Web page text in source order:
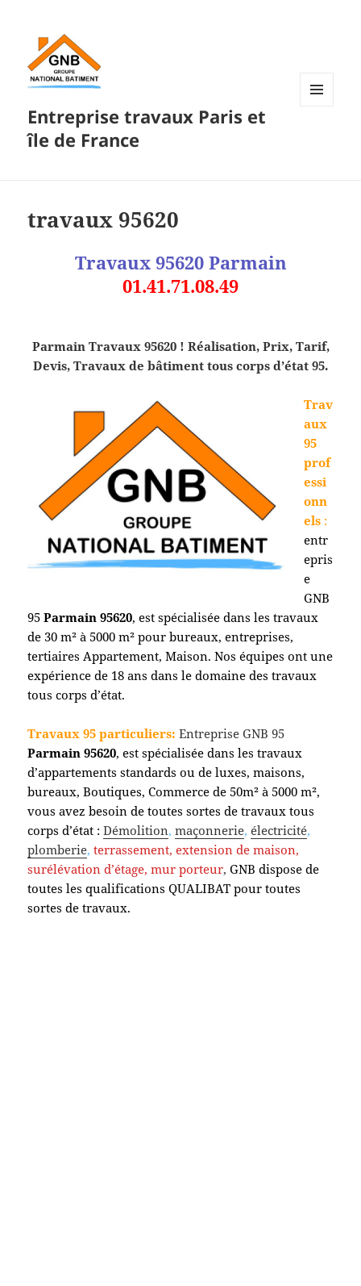
Entreprise travaux Paris et
île de France
travaux 95620
Travaux 95620 Parmain
01.41.71.08.49
Parmain Travaux 95620 ! Réalisation, Prix, Tarif,
Devis, Travaux de bâtiment tous corps d’état 95.
Trav
aux
95
prof
essi
onn
els :
entr
epris
e
GNB
95Parmain 95620, est spécialisée dans les travaux
de 30 m² à 5000 m² pour bureaux, entreprises,
tertiaires Appartement, Maison. Nos équipes ont une
expérience de 18 ans dans le domaine des travaux
tous corps d’état.
Travaux 95 particuliers: Entreprise GNB 95
Parmain 95620, est spécialisée dans les travaux
d’appartements standards ou de luxes, maisons,
bureaux, Boutiques, Commerce de 50m² à 5000 m²,
vous avez besoin de toutes sortes de travaux tous
corps d’état : Démolition,maçonnerie,électricité,
plomberie,terrassement, extension de maison,
surélévation d’étage, mur porteur,GNB dispose de
toutes les qualifications QUALIBAT pour toutes
sortes de travaux.